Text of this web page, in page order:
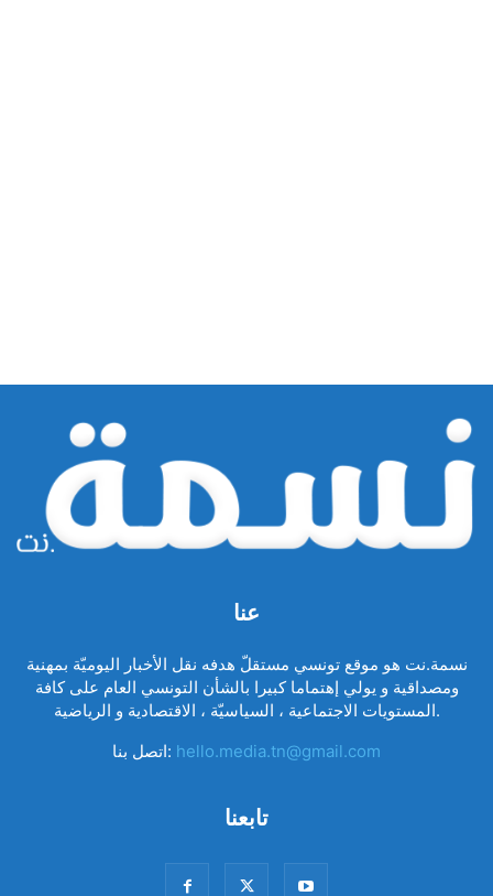
عنا
نسمة.نت هو موقع تونسي مستقلّ هدفه نقل الأخبار اليوميّة بمهنية
ومصداقية و يولي إهتماما كبيرا بالشأن التونسي العام على كافة
المستويات الاجتماعية ، السياسيّة ، الاقتصادية و الرياضية.
اتصل بنا: hello.media.tn@gmail.com
تابعنا